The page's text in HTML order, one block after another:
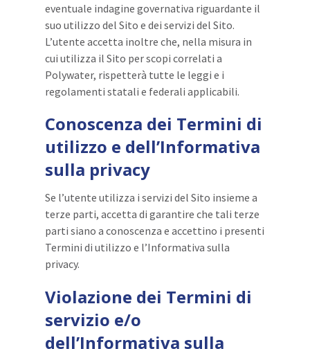
eventuale indagine governativa riguardante il
suo utilizzo del Sito e dei servizi del Sito.
L’utente accetta inoltre che, nella misura in
cui utilizza il Sito per scopi correlati a
Polywater, rispetterà tutte le leggi e i
regolamenti statali e federali applicabili.
Conoscenza dei Termini di
utilizzo e dell’Informativa
sulla privacy
Se l’utente utilizza i servizi del Sito insieme a
terze parti, accetta di garantire che tali terze
parti siano a conoscenza e accettino i presenti
Termini di utilizzo e l’Informativa sulla
privacy.
Violazione dei Termini di
servizio e/o
dell’Informativa sulla